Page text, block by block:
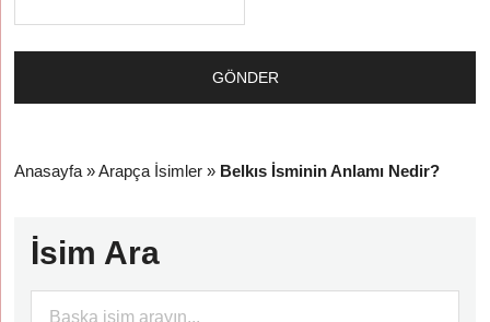
Anasayfa »Arapça İsimler » Belkıs İsminin Anlamı Nedir?
İsim Ara